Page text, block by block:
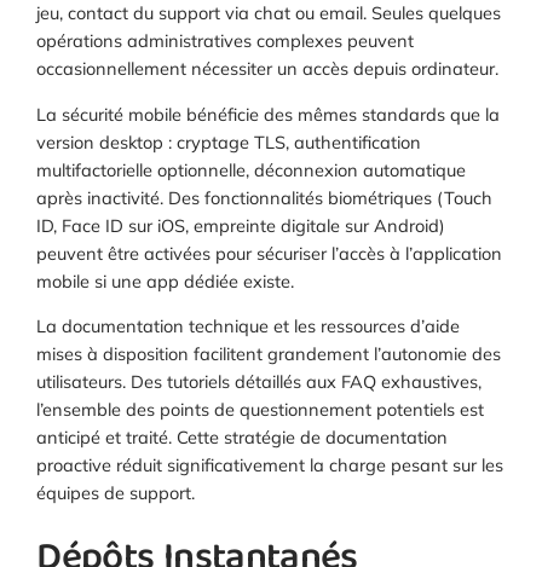
jeu, contact du support via chat ou email. Seules quelques
opérations administratives complexes peuvent
occasionnellement nécessiter un accès depuis ordinateur.
La sécurité mobile bénéficie des mêmes standards que la
version desktop : cryptage TLS, authentification
multifactorielle optionnelle, déconnexion automatique
après inactivité. Des fonctionnalités biométriques (Touch
ID, Face ID sur iOS, empreinte digitale sur Android)
peuvent être activées pour sécuriser l’accès à l’application
mobile si une app dédiée existe.
La documentation technique et les ressources d’aide
mises à disposition facilitent grandement l’autonomie des
utilisateurs. Des tutoriels détaillés aux FAQ exhaustives,
l’ensemble des points de questionnement potentiels est
anticipé et traité. Cette stratégie de documentation
proactive réduit significativement la charge pesant sur les
équipes de support.